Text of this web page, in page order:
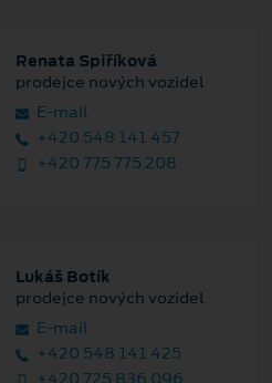
Renata Spiříková
prodejce nových vozidel
E‑mail
+420 548 141 457
+420 775 775 208
Lukáš Botík
prodejce nových vozidel
E‑mail
+420 548 141 425